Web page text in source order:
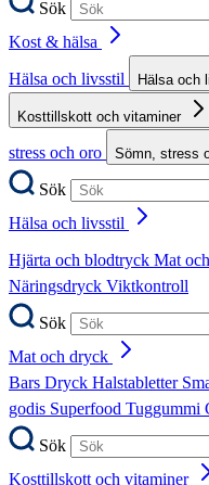
Sök
Kost & hälsa
Hälsa och livsstil
Hälsa och
Kosttillskott och vitaminer
stress och oro
Sömn, stress
Sök
Hälsa och livsstil
Hjärta och blodtryck Mat
Näringsdryck Viktkontroll
Sök
Mat och dryck
Bars Dryck Halstabletter
godis Superfood Tuggummi
Sök
Kosttillskott och vitaminer